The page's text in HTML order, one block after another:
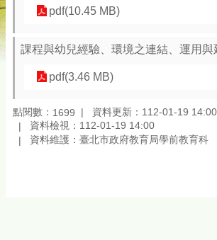
pdf(10.45 MB)
課程與幼兒經驗、環境之連結、運用與
pdf(3.46 MB)
點閱數： 1699
資料更新：112-01-19 14:00
資料檢視：112-01-19 14:00
資料維護：臺北市政府教育局學前教育科